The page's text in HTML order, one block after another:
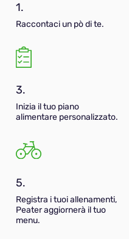
1.
Raccontaci un pò di te.
3.
Inizia il tuo piano
alimentare personalizzato.
5.
Registra i tuoi allenamenti,
Peater aggiornerà il tuo
menu.